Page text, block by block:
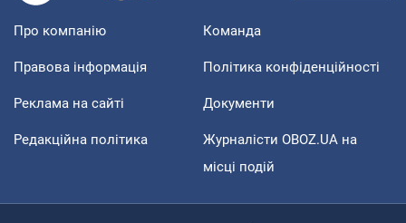
Про компанію Команда
Правова інформація Політика конфіденційності
Реклама на сайті Документи
Редакційна політика
Журналісти OBOZ.UA на
місці подій